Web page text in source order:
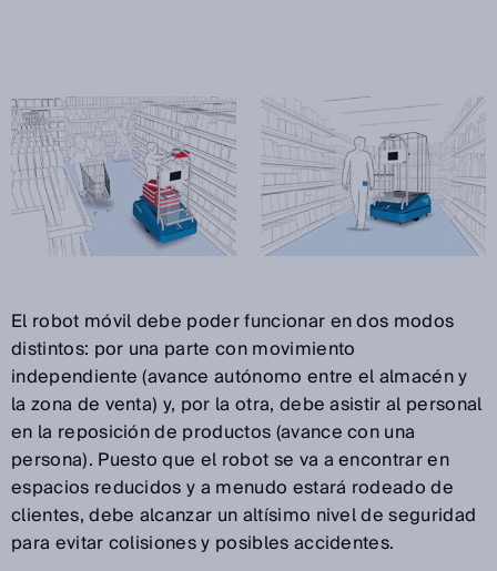
El robot móvil debe poder funcionar en dos modos
distintos: por una parte con movimiento
independiente (avance autónomo entre el almacén y
la zona de venta) y, por la otra, debe asistir al personal
en la reposición de productos (avance con una
persona). Puesto que el robot se va a encontrar en
espacios reducidos y a menudo estará rodeado de
clientes, debe alcanzar un altísimo nivel de seguridad
para evitar colisiones y posibles accidentes.